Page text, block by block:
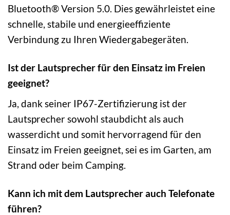
Bluetooth® Version 5.0. Dies gewährleistet eine
schnelle, stabile und energieeffiziente
Verbindung zu Ihren Wiedergabegeräten.
Ist der Lautsprecher für den Einsatz im Freien
geeignet?
Ja, dank seiner IP67-Zertifizierung ist der
Lautsprecher sowohl staubdicht als auch
wasserdicht und somit hervorragend für den
Einsatz im Freien geeignet, sei es im Garten, am
Strand oder beim Camping.
Kann ich mit dem Lautsprecher auch Telefonate
führen?